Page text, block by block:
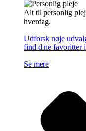
Alt til personlig
hverdag.
Udforsk nøje
find dine favoritter i
Se mere